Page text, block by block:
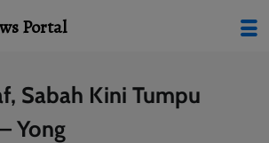
Sabah Kini Tumpu
Yong
Portal